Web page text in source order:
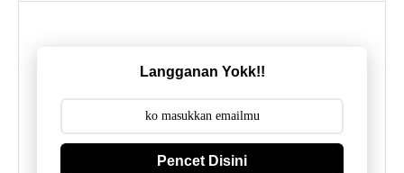
Langganan Yokk!!
Pencet Disini